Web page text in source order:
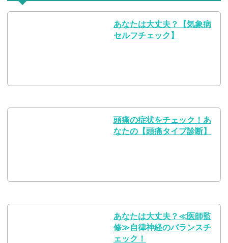
あなたは大丈夫？【気象病
セルフチェック】
頭痛の症状をチェック！あ
なたの【頭痛タイプ診断】
あなたは大丈夫？≪医師監
修≫自律神経のバランスチ
ェック！